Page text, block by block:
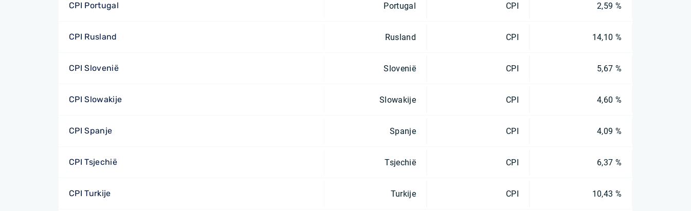
CPI Portugal Portugal CPI 2,59 %
CPI Rusland Rusland CPI 14,10 %
CPI Slovenië Slovenië CPI 5,67 %
CPI Slowakije Slowakije CPI 4,60 %
CPI Spanje Spanje CPI 4,09 %
CPI Tsjechië Tsjechië CPI 6,37 %
CPI Turkije Turkije CPI 10,43 %